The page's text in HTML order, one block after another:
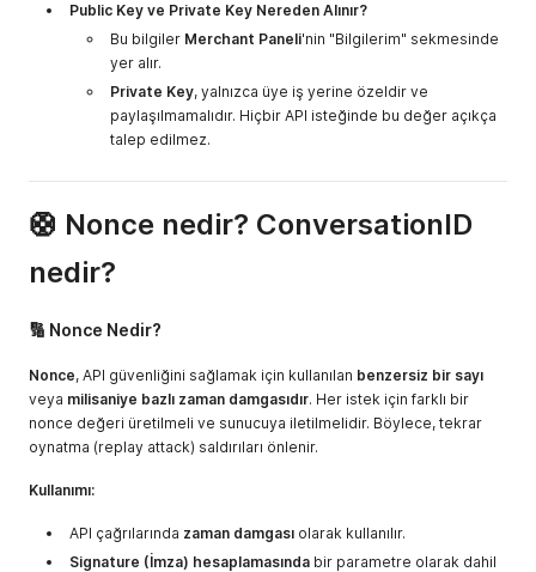
Public Key ve Private Key Nereden Alınır?
Bu bilgiler Merchant Paneli'nin "Bilgilerim" sekmesinde
yer alır.
Private Key, yalnızca üye iş yerine özeldir ve
paylaşılmamalıdır. Hiçbir API isteğinde bu değer açıkça
talep edilmez.
🛟 Nonce nedir? ConversationID
nedir?
🔢 Nonce Nedir?
Nonce, API güvenliğini sağlamak için kullanılan benzersiz bir sayı
veya milisaniye bazlı zaman damgasıdır. Her istek için farklı bir
nonce değeri üretilmeli ve sunucuya iletilmelidir. Böylece, tekrar
oynatma (replay attack) saldırıları önlenir.
Kullanımı:
API çağrılarında zaman damgası olarak kullanılır.
Signature (İmza) hesaplamasında bir parametre olarak dahil